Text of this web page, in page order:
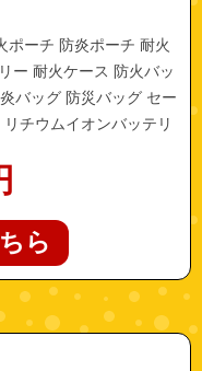
ポーチ 防炎ポーチ 耐火
ー 耐火ケース 防火バッ
バッグ 防災バッグ セー
チウムイオンバッテリ
ら